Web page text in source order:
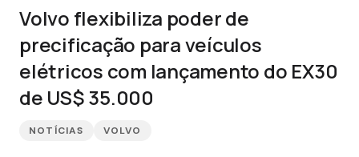
Volvo flexibiliza poder de
precificação para veículos
elétricos com lançamento do EX30
de US$ 35.000
NOTÍCIAS VOLVO